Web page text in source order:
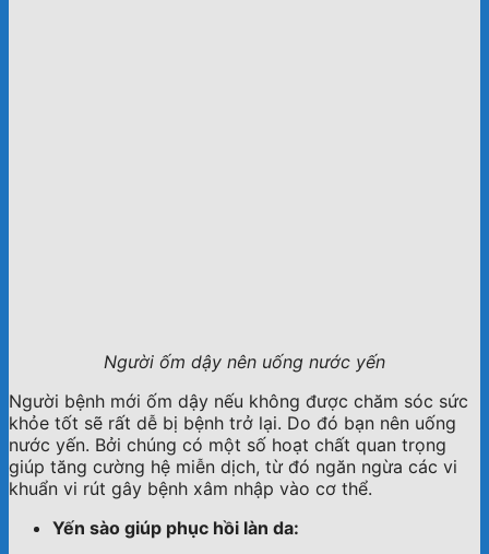
Người ốm dậy nên uống nước yến
Người bệnh mới ốm dậy nếu không được chăm sóc sức
khỏe tốt sẽ rất dễ bị bệnh trở lại. Do đó bạn nên uống
nước yến. Bởi chúng có một số hoạt chất quan trọng
giúp tăng cường hệ miễn dịch, từ đó ngăn ngừa các vi
khuẩn vi rút gây bệnh xâm nhập vào cơ thể.
Yến sào giúp phục hồi làn da: